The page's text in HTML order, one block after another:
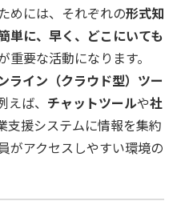
めには、それぞれの形式知
単に、早く、どこにいても
重要な活動になります。
ライン（クラウド型）ツー
ば、 チャットツールや社
支援システムに情報を集約
がアクセスしやすい環境の